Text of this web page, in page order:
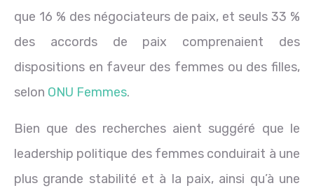
que 16 % des négociateurs de paix, et seuls 33 %
des accords de paix comprenaient des
dispositions en faveur des femmes ou des filles,
selon ONU Femmes.
Bien que des recherches aient suggéré que le
leadership politique des femmes conduirait à une
plus grande stabilité et à la paix, ainsi qu’à une